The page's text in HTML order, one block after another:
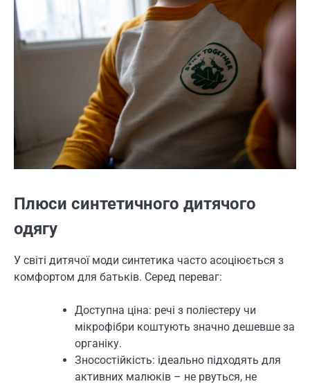
Плюси синтетичного дитячого
одягу
У світі дитячої моди синтетика часто асоціюється з
комфортом для батьків. Серед переваг:
Доступна ціна: речі з поліестеру чи
мікрофібри коштують значно дешевше за
органіку.
Зносостійкість: ідеально підходять для
активних малюків – не рвуться, не